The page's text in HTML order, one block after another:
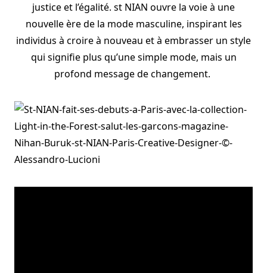
justice et l’égalité. st NIAN ouvre la voie à une
nouvelle ère de la mode masculine, inspirant les
individus à croire à nouveau et à embrasser un style
qui signifie plus qu’une simple mode, mais un
profond message de changement.